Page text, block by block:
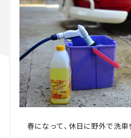
春になって、休日に野外で洗
マツダ｜Mazda
マツダ ロード